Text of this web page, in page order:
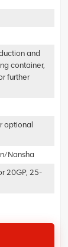
and
container,
further
optional
Nansha
20GP, 25-